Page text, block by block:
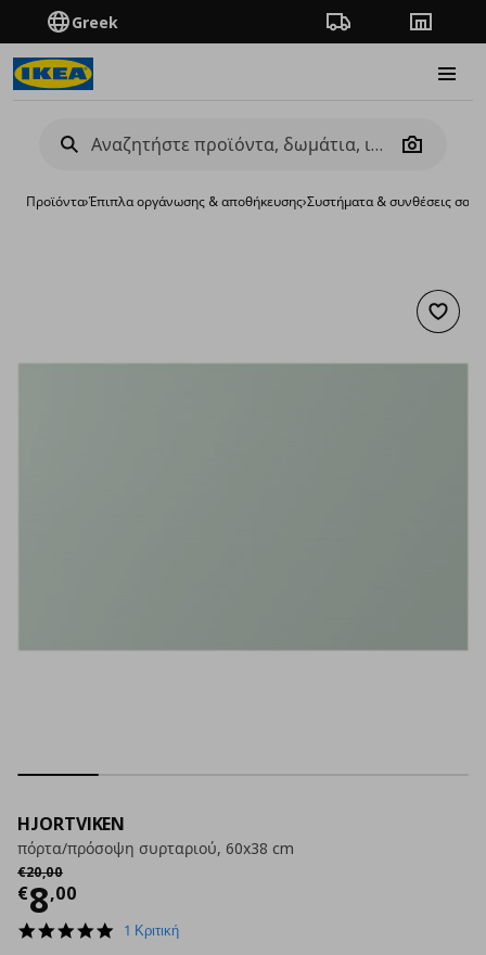
Greek Πορεία παραγγελίας
Camera
Προϊόντα›Έπιπλα οργάνωσης & αποθήκευσης›Συστήματα & συνθέσεις
HJORTVIKEN
πόρτα/πρόσοψη συρταριού, 60x38 cm
€20,00
Αρχική τιμή
€8,00
Τρέχουσα τιμή
5.01 Κριτική